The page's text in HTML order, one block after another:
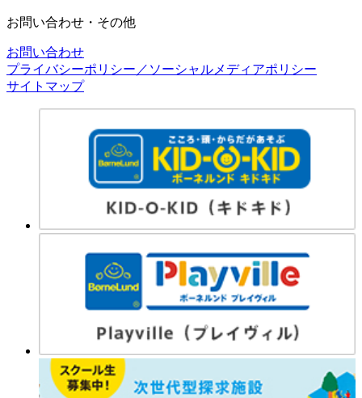
お問い合わせ・その他
お問い合わせ
プライバシーポリシー／ソーシャルメディアポリシー
サイトマップ